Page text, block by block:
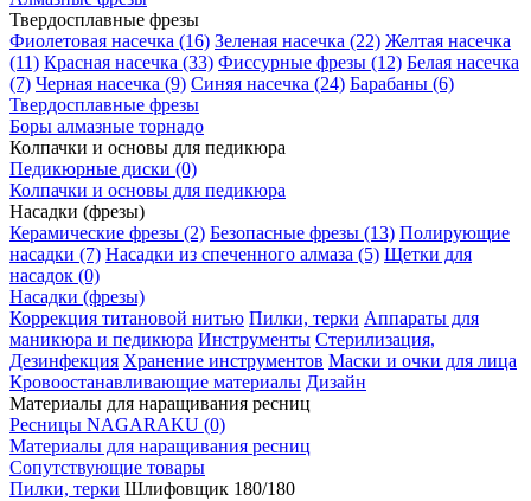
Твердосплавные фрезы
Фиолетовая насечка (16) Зеленая насечка (22) Желтая насечка
(11) Красная насечка (33) Фиссурные фрезы (12) Белая насечка
(7) Черная насечка (9) Синяя насечка (24) Барабаны (6)
Твердосплавные фрезы
Боры алмазные торнадо
Колпачки и основы для педикюра
Педикюрные диски (0)
Колпачки и основы для педикюра
Насадки (фрезы)
Керамические фрезы (2) Безопасные фрезы (13) Полирующие
насадки (7) Насадки из спеченного алмаза (5) Щетки для
насадок (0)
Насадки (фрезы)
Коррекция титановой нитью Пилки, терки Аппараты для
маникюра и педикюра Инструменты Стерилизация,
Дезинфекция Хранение инструментов Маски и очки для лица
Кровоостанавливающие материалы Дизайн
Материалы для наращивания ресниц
Ресницы NAGARAKU (0)
Материалы для наращивания ресниц
Сопутствующие товары
Пилки, терки Шлифовщик 180/180